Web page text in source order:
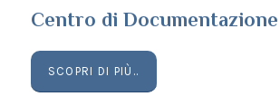
Centro di Documentazione
SCOPRI DI PIÙ..